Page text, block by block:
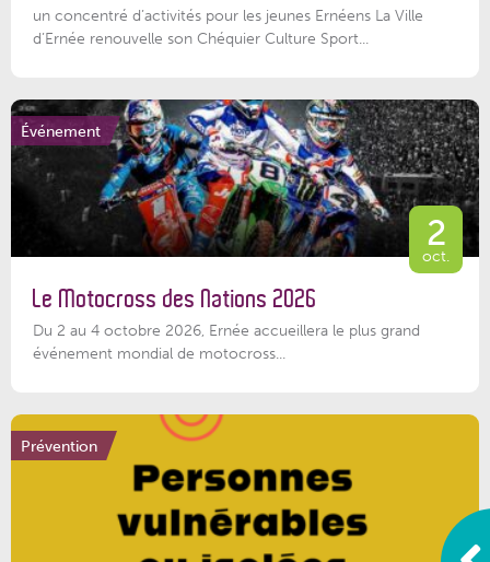
un concentré d’activités pour les jeunes Ernéens La Ville
d’Ernée renouvelle son Chéquier Culture Sport...
Événement
2
oct.
Le Motocross des Nations 2026
Du 2 au 4 octobre 2026, Ernée accueillera le plus grand
événement mondial de motocross...
Prévention